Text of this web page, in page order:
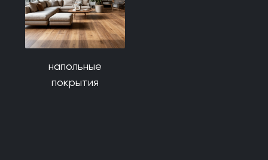
напольные
покрытия